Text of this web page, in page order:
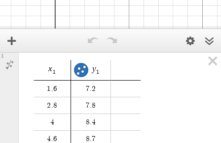
x1 y1
1 6 7 .2
2 8 7 .8
4 8 .4
4 6 8 .7
1